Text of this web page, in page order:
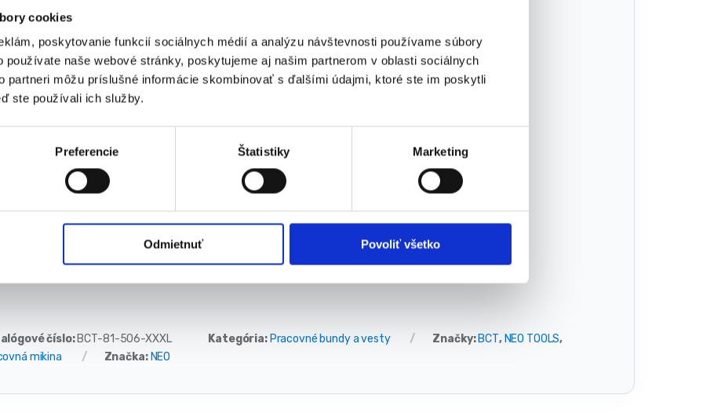
cookies
poskytovanie funkcií sociálnych médií a analýzu návštevnosti používame súbory
používate naše webové stránky, poskytujeme aj našim partnerom v oblasti sociálnych
partneri môžu príslušné informácie skombinovať s ďalšími údajmi, ktoré ste im poskytli
ste používali ich služby.
Preferencie Štatistiky Marketing
Odmietnuť Povoliť všetko
Materiálové zloženie: 100% polyester
Gramáž: 300 g/m2
Dizajn v súlade s normou EN ISO 13688: 2013
Veľkosť oblečenia: XXXL / 58
L2 Dĺžka vonkajšieho rukávu: 74 cm
W1 Šírka hrudníka: 65 cm
W3 Spodná šírka: 62 cm
: NEO TOOLS
číslo: BCT-81-506-XXXL Kategória: Pracovné bundy a vesty Značky: BCT, NEO TOOLS,
mikina
Značka: NEO